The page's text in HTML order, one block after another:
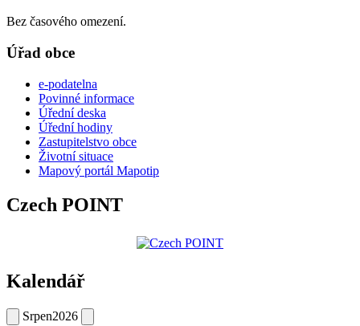
Bez časového omezení.
Úřad obce
e-podatelna
Povinné informace
Úřední deska
Úřední hodiny
Zastupitelstvo obce
Životní situace
Mapový portál Mapotip
Czech POINT
Kalendář
Srpen2026